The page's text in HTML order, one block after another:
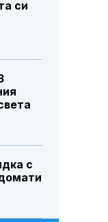
си
с